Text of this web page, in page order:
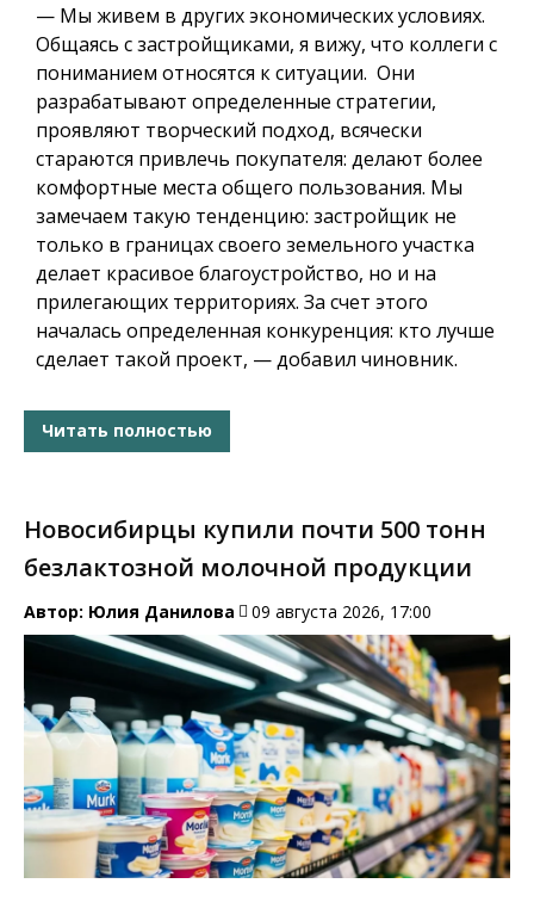
— Мы живем в других экономических условиях.
Общаясь с застройщиками, я вижу, что коллеги с
пониманием относятся к ситуации. Они
разрабатывают определенные стратегии,
проявляют творческий подход, всячески
стараются привлечь покупателя: делают более
комфортные места общего пользования. Мы
замечаем такую тенденцию: застройщик не
только в границах своего земельного участка
делает красивое благоустройство, но и на
прилегающих территориях. За счет этого
началась определенная конкуренция: кто лучше
сделает такой проект, — добавил чиновник.
Читать полностью
Новосибирцы купили почти 500 тонн
безлактозной молочной продукции
Автор: Юлия Данилова 09 августа 2026, 17:00